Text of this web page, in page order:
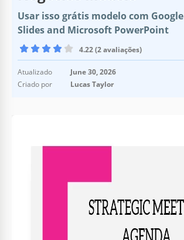
Usar isso grátis modelo com Google
Slides and Microsoft PowerPoint
4.22 (2 avaliações)
Atualizado
June 30, 2026
Criado por
Lucas Taylor